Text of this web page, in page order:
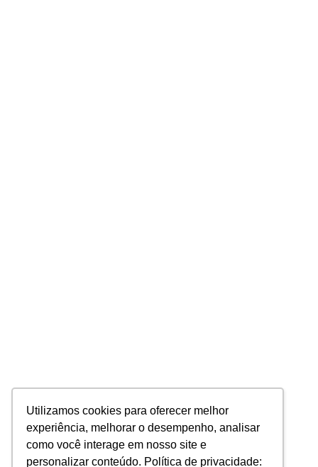
Utilizamos cookies para oferecer melhor
experiência, melhorar o desempenho, analisar
como você interage em nosso site e
personalizar conteúdo. Política de privacidade: